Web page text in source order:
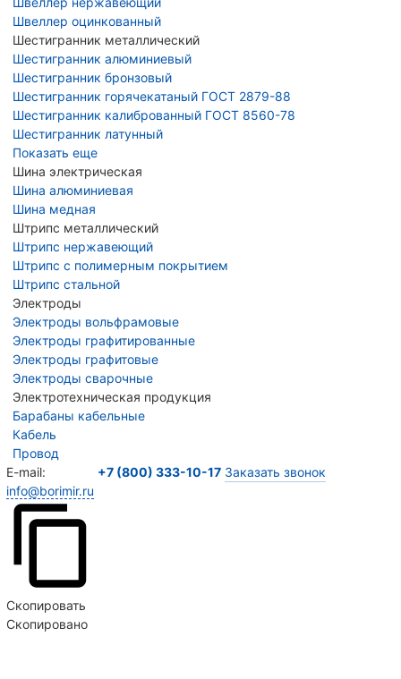
Швеллер оцинкованный
Шестигранник металлический
Шестигранник алюминиевый
Шестигранник бронзовый
Шестигранник горячекатаный ГОСТ 2879-88
Шестигранник калиброванный ГОСТ 8560-78
Шестигранник латунный
Показать еще
Шина электрическая
Шина алюминиевая
Шина медная
Штрипс металлический
Штрипс нержавеющий
Штрипс с полимерным покрытием
Штрипс стальной
Электроды
Электроды вольфрамовые
Электроды графитированные
Электроды графитовые
Электроды сварочные
Электротехническая продукция
Барабаны кабельные
Кабель
Провод
E-mail:
info@borimir.ru
Скопировать
Скопировано
+7 (800) 333-10-17 Заказать звонок